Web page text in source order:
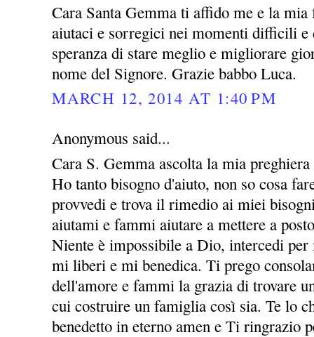
Cara Santa Gemma ti affido me e la
aiutaci e sorregici nei momenti difficili e
speranza di stare meglio e migliorare
nome del Signore. Grazie babbo Luca.
MARCH 12, 2014 AT 1:40 PM
Anonymous said...
Cara S. Gemma ascolta la mia
Ho tanto bisogno d'aiuto, non so cosa
provvedi e trova il rimedio ai miei
aiutami e fammi aiutare a mettere a
Niente è impossibile a Dio, intercedi per
mi liberi e mi benedica. Ti prego
dell'amore e fammi la grazia di trovare
cui costruire un famiglia così sia. Te lo
benedetto in eterno amen e Ti ringrazio